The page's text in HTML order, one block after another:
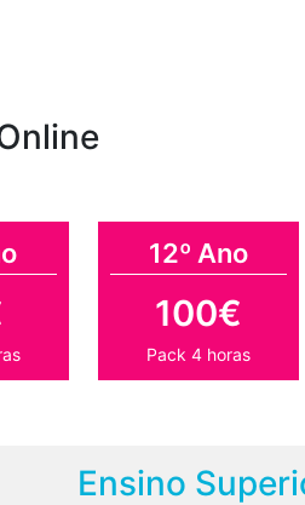
12º Ano
100€
Pack 4 horas
Ensino